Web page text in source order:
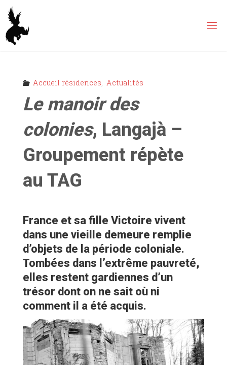
Skip
content
Accueil résidences Actualités
Le manoir des
colonies, Langajà –
Groupement répète
au TAG
France et sa fille Victoire vivent
dans une vieille demeure remplie
d’objets de la période coloniale.
Tombées dans l’extrême pauvreté,
elles restent gardiennes d’un
trésor dont on ne sait où ni
comment il a été acquis.